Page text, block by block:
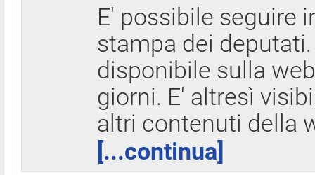
E' possibile seguire
stampa dei
disponibile sulla
giorni. E' altresì
altri contenuti della
[...continua]